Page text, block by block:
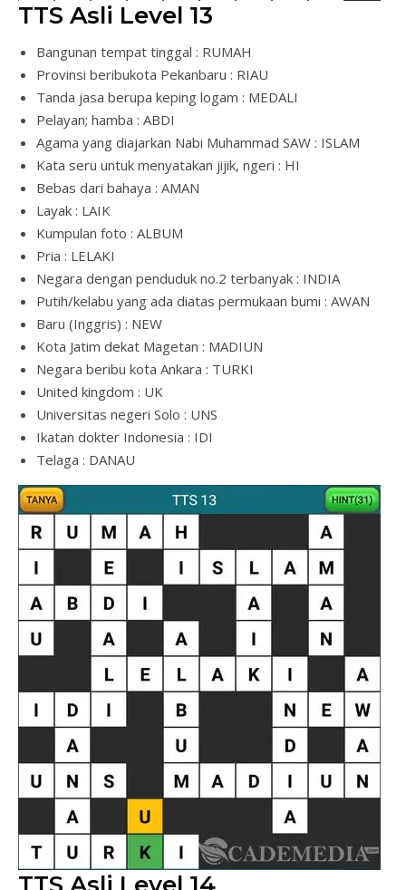
TTS Asli Level 13
Bangunan tempat tinggal : RUMAH
Provinsi beribukota Pekanbaru : RIAU
Tanda jasa berupa keping logam : MEDALI
Pelayan; hamba : ABDI
Agama yang diajarkan Nabi Muhammad SAW : ISLAM
Kata seru untuk menyatakan jijik, ngeri : HI
Bebas dari bahaya : AMAN
Layak : LAIK
Kumpulan foto : ALBUM
Pria : LELAKI
Negara dengan penduduk no.2 terbanyak : INDIA
Putih/kelabu yang ada diatas permukaan bumi : AWAN
Baru (Inggris) : NEW
Kota Jatim dekat Magetan : MADIUN
Negara beribu kota Ankara : TURKI
United kingdom : UK
Universitas negeri Solo : UNS
Ikatan dokter Indonesia : IDI
Telaga : DANAU